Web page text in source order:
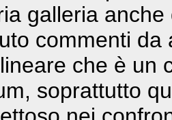
galleria
commenti da
che è un
soprattutto